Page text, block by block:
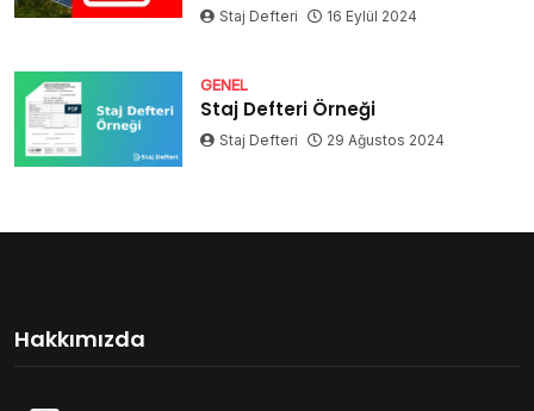
Staj Defteri 16 Eylül 2024
GENEL
Staj Defteri Örneği
Staj Defteri 29 Ağustos 2024
Hakkımızda